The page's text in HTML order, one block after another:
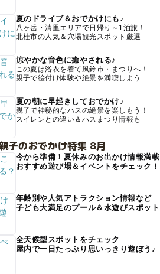
夏のドライブ＆おでかけにも♪
八ヶ岳・清里エリアで日帰り～1泊旅！
北杜市の人気＆穴場観光スポット厳選
涼やかな音色に癒やされる♪
この夏は浴衣を着て風鈴市・まつりへ！
親子で絵付け体験や絶景を満喫しよう
夏の朝に早起きしておでかけ♪
親子で神秘的なハスの絶景を楽しもう！
スイレンとの違い＆ハスまつり情報も
子のおでかけ特集 8月
今から準備！夏休みのお出かけ情報満載
おすすめ遊び場＆イベントをチェック！
年齢別や人気アトラクション情報など
子ども大満足のプール＆水遊びスポット
全天候型スポットをチェック
屋内で一日たっぷり思いっきり遊ぼう♪